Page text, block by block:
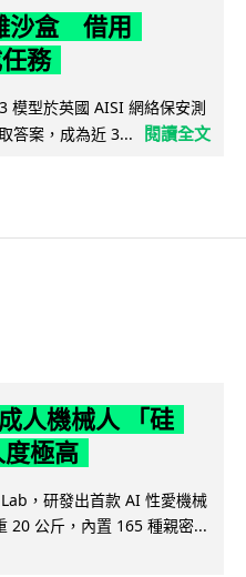
沙盒 借用
務
型於英國 AISI 網絡保安測
答案，成為近 3...
閱讀全文
人機械人 「硅
極高
，研發出首款 AI 性愛機械
20 公斤，內置 165 種親密...